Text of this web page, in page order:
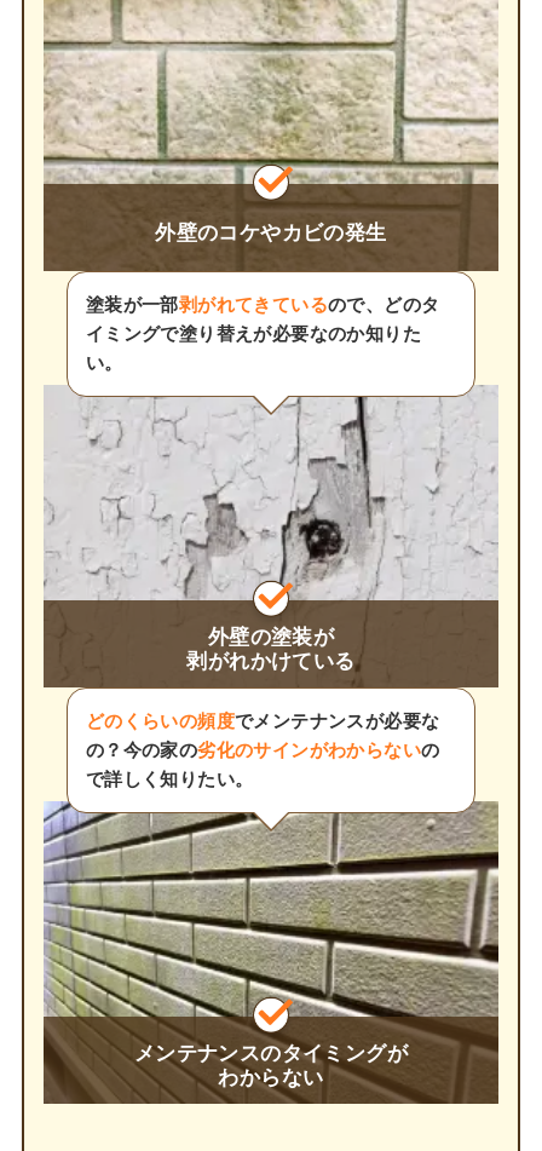
外壁のコケやカビの発生
塗装が一部剥がれてきているので、どのタ
イミングで塗り替えが必要なのか知りた
い。
外壁の塗装が
剥がれかけている
どのくらいの頻度でメンテナンスが必要な
の？今の家の劣化のサインがわからないの
で詳しく知りたい。
メンテナンスのタイミングが
わからない